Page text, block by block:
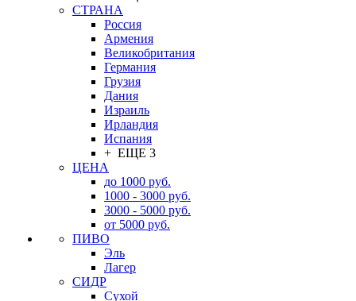
СТРАНА
Россия
Армения
Великобритания
Германия
Грузия
Дания
Израиль
Ирландия
Испания
+ ЕЩЕ 3
ЦЕНА
до 1000 руб.
1000 - 3000 руб.
3000 - 5000 руб.
от 5000 руб.
ПИВО
Эль
Лагер
СИДР
Сухой